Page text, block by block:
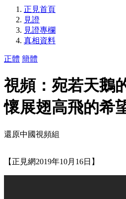
正見首頁
見證
見證專欄
真相資料
正體 簡體
視頻：宛若天鵝
懷展翅高飛的希
還原中國視頻組
【正見網2019年10月16日】